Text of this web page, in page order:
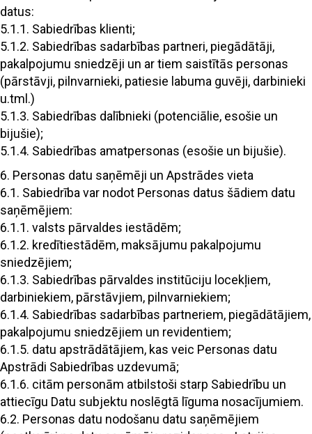
datus:
5.1.1. Sabiedrības klienti;
5.1.2. Sabiedrības sadarbības partneri, piegādātāji,
pakalpojumu sniedzēji un ar tiem saistītās personas
(pārstāvji, pilnvarnieki, patiesie labuma guvēji, darbinieki
u.tml.)
5.1.3. Sabiedrības dalībnieki (potenciālie, esošie un
bijušie);
5.1.4. Sabiedrības amatpersonas (esošie un bijušie).
6. Personas datu saņēmēji un Apstrādes vieta
6.1. Sabiedrība var nodot Personas datus šādiem datu
saņēmējiem:
6.1.1. valsts pārvaldes iestādēm;
6.1.2. kredītiestādēm, maksājumu pakalpojumu
sniedzējiem;
6.1.3. Sabiedrības pārvaldes institūciju locekļiem,
darbiniekiem, pārstāvjiem, pilnvarniekiem;
6.1.4. Sabiedrības sadarbības partneriem, piegādātājiem,
pakalpojumu sniedzējiem un revidentiem;
6.1.5. datu apstrādātājiem, kas veic Personas datu
Apstrādi Sabiedrības uzdevumā;
6.1.6. citām personām atbilstoši starp Sabiedrību un
attiecīgu Datu subjektu noslēgtā līguma nosacījumiem.
6.2. Personas datu nodošanu datu saņēmējiem